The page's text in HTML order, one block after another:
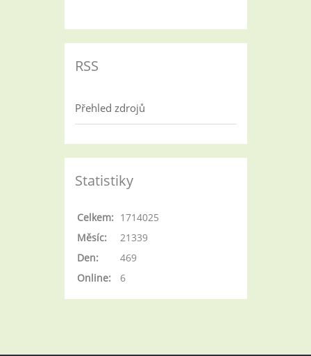
RSS
Přehled zdrojů
Statistiky
Online: 6
Celkem: 1714025
Měsíc:
21339
Den:
469